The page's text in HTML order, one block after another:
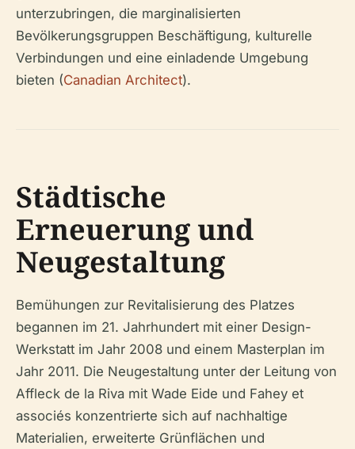
unterzubringen, die marginalisierten
Bevölkerungsgruppen Beschäftigung, kulturelle
Verbindungen und eine einladende Umgebung
bieten (Canadian Architect).
Städtische
Erneuerung und
Neugestaltung
Bemühungen zur Revitalisierung des Platzes
begannen im 21. Jahrhundert mit einer Design-
Werkstatt im Jahr 2008 und einem Masterplan im
Jahr 2011. Die Neugestaltung unter der Leitung von
Affleck de la Riva mit Wade Eide und Fahey et
associés konzentrierte sich auf nachhaltige
Materialien, erweiterte Grünflächen und